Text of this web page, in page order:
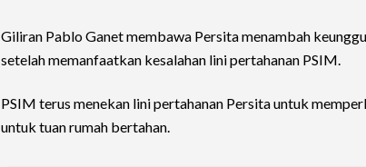
Giliran Pablo Ganet membawa Persita menambah
setelah memanfaatkan kesalahan lini pertahanan PSIM.
PSIM terus menekan lini pertahanan Persita untuk
untuk tuan rumah bertahan.